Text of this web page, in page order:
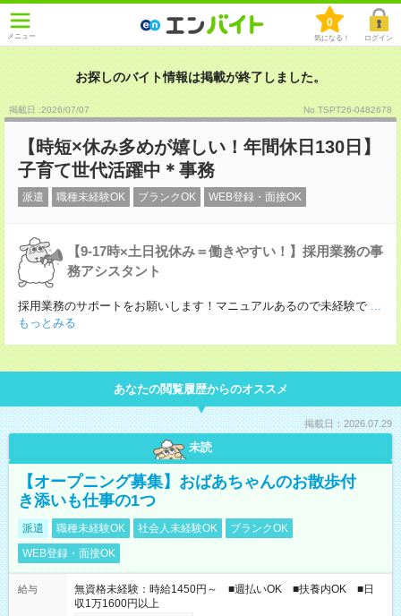
メニュー
0
気になる！ ログイン
お探しのバイト情報は掲載が終了しました。
掲載日 :2026/07/07 No.TSPT26-0482678
【時短×休み多めが嬉しい！年間休日130日】
子育て世代活躍中＊事務
派遣 職種未経験OK ブランクOK WEB登録・面接OK
【9-17時×土日祝休み＝働きやすい！】採用業務の事
務アシスタント
採用業務のサポートをお願いします！マニュアルあるので未経験で ...
もっとみる
あなたの閲覧履歴からのオススメ
掲載日：2026.07.29
未読
【オープニング募集】おばあちゃんのお散歩付
き添いも仕事の1つ
派遣 職種未経験OK 社会人未経験OK
ブランクOK
WEB登録・面接OK
給与
無資格未経験：時給1450円～ ■週払いOK ■扶養内OK ■日
収1万1600円以上